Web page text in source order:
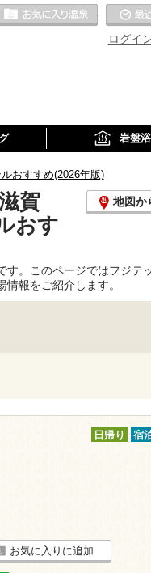
ログイ
お気に入
岩盤浴
おすすめ(2026年版)
賀
おす
地図か
す。このページではフジテ
報をご紹介します。
日帰り 宿
お気に入りに追加